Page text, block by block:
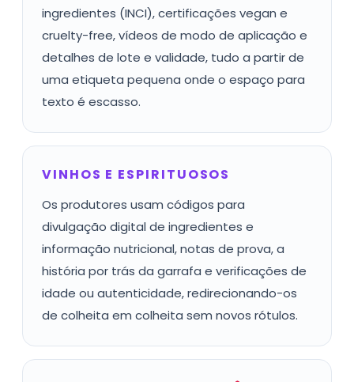
ingredientes (INCI), certificações vegan e
cruelty-free, vídeos de modo de aplicação e
detalhes de lote e validade, tudo a partir de
uma etiqueta pequena onde o espaço para
texto é escasso.
VINHOS E ESPIRITUOSOS
Os produtores usam códigos para
divulgação digital de ingredientes e
informação nutricional, notas de prova, a
história por trás da garrafa e verificações de
idade ou autenticidade, redirecionando-os
de colheita em colheita sem novos rótulos.